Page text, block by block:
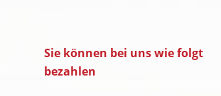
Sie können bei uns wie folgt
bezahlen